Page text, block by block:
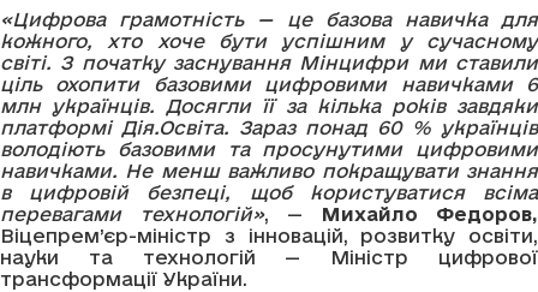
«Цифрова грамотність — це базова навичка для
кожного, хто хоче бути успішним у сучасному
світі. З початку заснування Мінцифри ми ставили
ціль охопити базовими цифровими навичками 6
млн українців. Досягли її за кілька років завдяки
платформі Дія.Освіта. Зараз понад 60 % українців
володіють базовими та просунутими цифровими
навичками. Не менш важливо покращувати знання
в цифровій безпеці, щоб користуватися всіма
перевагами технологій», — Михайло Федоров,
Віцепрем’єр-міністр з інновацій, розвитку освіти,
науки та технологій — Міністр цифрової
трансформації України.